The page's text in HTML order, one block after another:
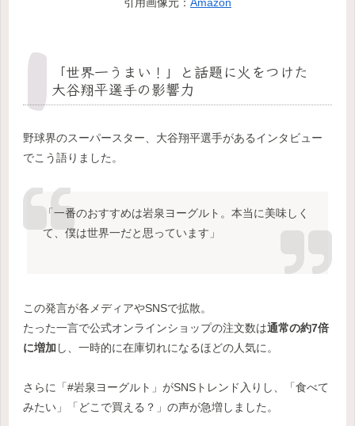
「世界一うまい！」と話題に火をつけた
大谷翔平選手の影響力
野球界のスーパースター、大谷翔平選手があるインタビュー
でこう語りました。
「一番のおすすめは岩泉ヨーグルト。本当に美味しく
て、僕は世界一だと思っています」
この発言が各メディアやSNSで拡散。
たった一言で公式オンラインショップの注文数は通常の約7倍
に増加 し、一時的に在庫切れになるほどの人気に。
さらに「#岩泉ヨーグルト」がSNSトレンド入りし、「食べて
みたい」「どこで買える？」の声が急増しました。